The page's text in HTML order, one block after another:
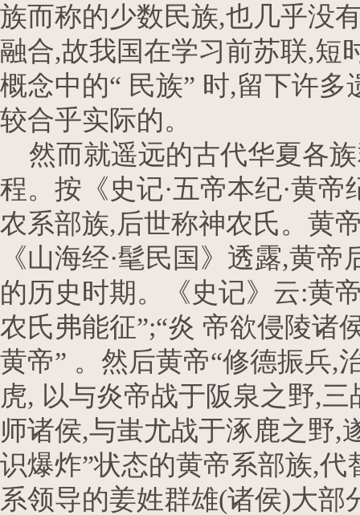
族而称的少数民族,也几乎没
融合,故我国在学习前苏联,短
概念中的“ 民族” 时,留下许
较合乎实际的。
然而就遥远的古代华夏各族
程。按《史记·五帝本纪·黄
农系部族,后世称神农氏。黄
《山海经·髦民国》透露,黄
的历史时期。《史记》云:黄
农氏弗能征”;“炎 帝欲侵陵诸
黄帝” 。然后黄帝“修德振兵,
虎, 以与炎帝战于阪泉之野,
师诸侯,与蚩尤战于涿鹿之野,
识爆炸”状态的黄帝系部族,
系领导的姜姓群雄(诸侯)大